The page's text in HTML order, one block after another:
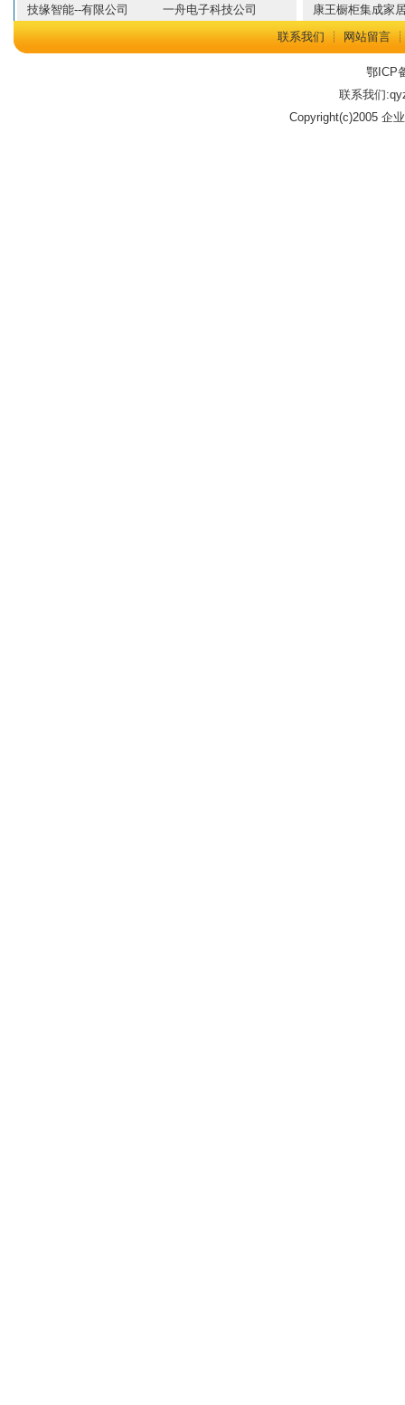
技缘智能--有限公司 一舟电子科技公司
康王橱柜集成家
联系我们 ┊ 网站留言
鄂ICP
联系我们
Copyright(c)2005 企